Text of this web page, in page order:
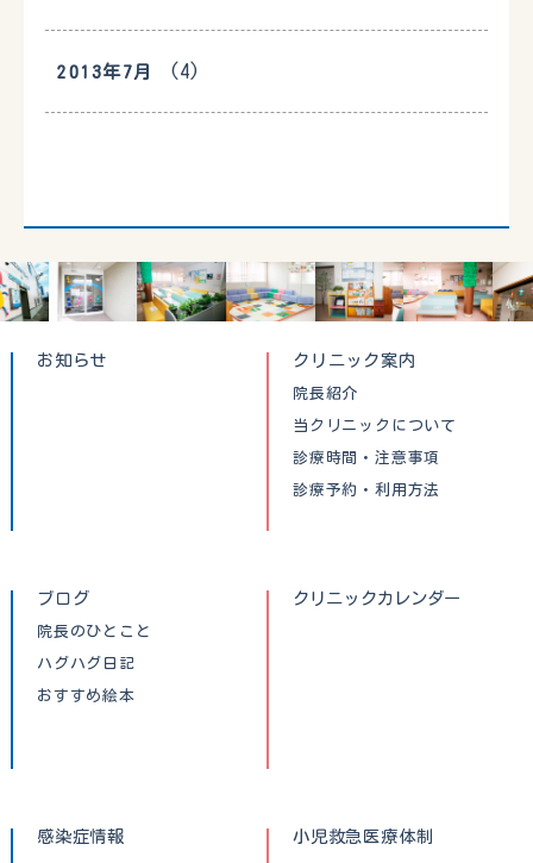
2013年7月 (4)
お知らせ クリニック案内
院長紹介
当クリニックについて
診療時間・注意事項
診療予約・利用方法
ブログ
院長のひとこと
ハグハグ日記
おすすめ絵本
クリニックカレンダー
感染症情報
小児救急医療体制